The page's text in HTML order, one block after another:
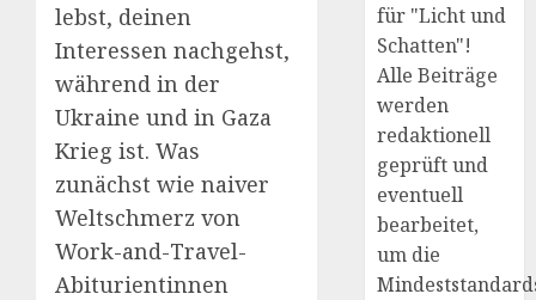
lebst, deinen
Interessen nachgehst,
während in der
Ukraine und in Gaza
Krieg ist. Was
zunächst wie naiver
Weltschmerz von
Work-and-Travel-
Abiturientinnen
für "Licht und
Schatten"!
Alle Beiträge
werden
redaktionell
geprüft und
eventuell
bearbeitet,
um die